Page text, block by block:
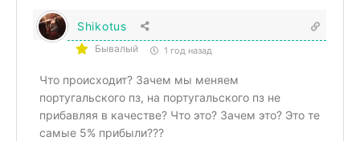
Shikotus
Бывалый 1 год назад
Что происходит? Зачем мы меняем
португальского пз, на португальского пз не
прибавляя в качестве? Что это? Зачем это? Это те
самые 5% прибыли???